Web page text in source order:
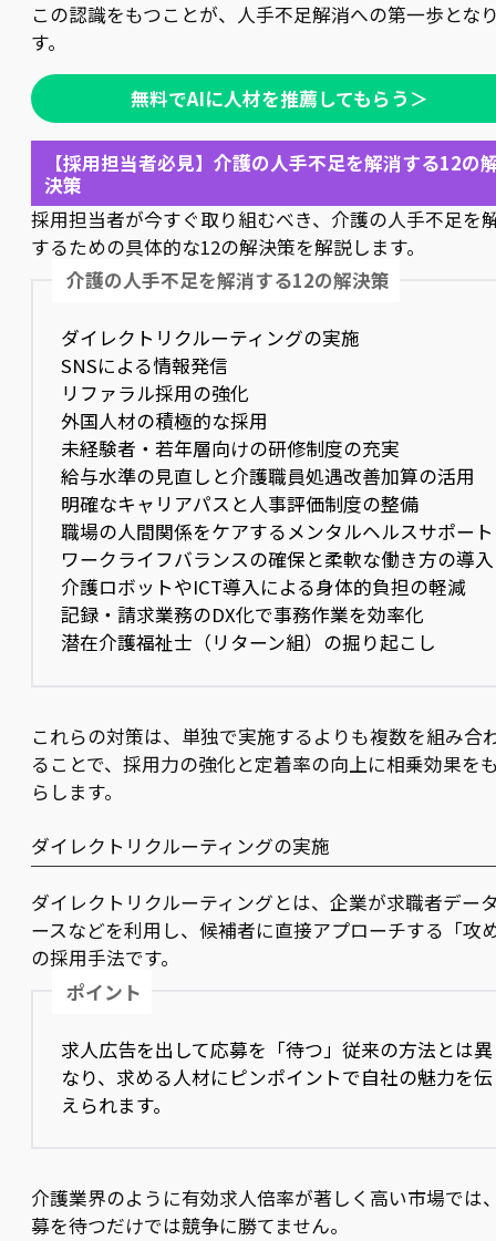
この認識をもつことが、人手不足解消への第一歩とな
す。
無料でAIに人材を推薦してもらう＞
【採用担当者必見】介護の人手不足を解消する12の
決策
採用担当者が今すぐ取り組むべき、介護の人手不足を
するための具体的な12の解決策を解説します。
介護の人手不足を解消する12の解決策
ダイレクトリクルーティングの実施
SNSによる情報発信
リファラル採用の強化
外国人材の積極的な採用
未経験者・若年層向けの研修制度の充実
給与水準の見直しと介護職員処遇改善加算の活用
明確なキャリアパスと人事評価制度の整備
職場の人間関係をケアするメンタルヘルスサポート
ワークライフバランスの確保と柔軟な働き方の導入
介護ロボットやICT導入による身体的負担の軽減
記録・請求業務のDX化で事務作業を効率化
潜在介護福祉士（リターン組）の掘り起こし
これらの対策は、単独で実施するよりも複数を組み合
ることで、採用力の強化と定着率の向上に相乗効果を
らします。
ダイレクトリクルーティングの実施
ダイレクトリクルーティングとは、企業が求職者デー
ースなどを利用し、候補者に直接アプローチする「攻
の採用手法です。
ポイント
求人広告を出して応募を「待つ」従来の方法とは異
なり、求める人材にピンポイントで自社の魅力を伝
えられます。
介護業界のように有効求人倍率が著しく高い市場では
募を待つだけでは競争に勝てません。